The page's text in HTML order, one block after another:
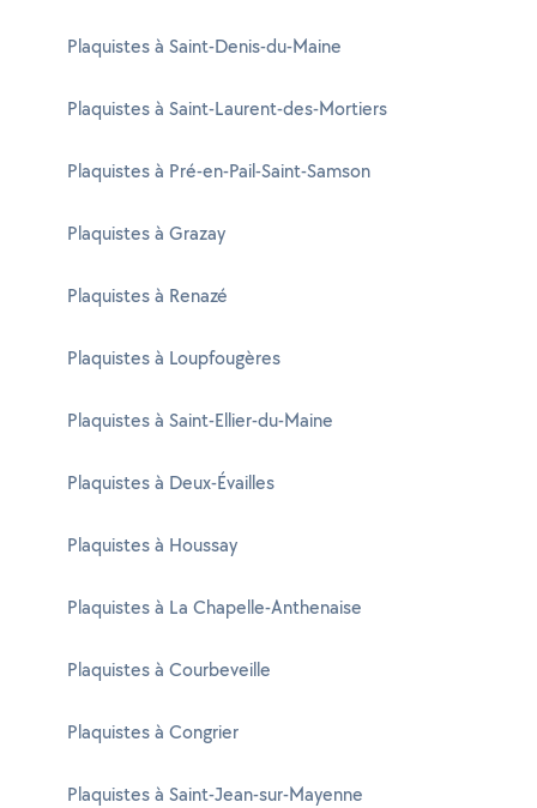
Plaquistes à Saint-Denis-du-Maine
Plaquistes à Saint-Laurent-des-Mortiers
Plaquistes à Pré-en-Pail-Saint-Samson
Plaquistes à Grazay
Plaquistes à Renazé
Plaquistes à Loupfougères
Plaquistes à Saint-Ellier-du-Maine
Plaquistes à Deux-Évailles
Plaquistes à Houssay
Plaquistes à La Chapelle-Anthenaise
Plaquistes à Courbeveille
Plaquistes à Congrier
Plaquistes à Saint-Jean-sur-Mayenne